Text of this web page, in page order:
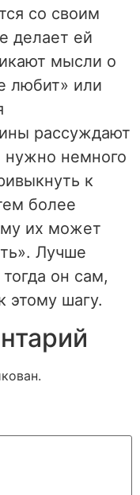
со своим
делает ей
мысли о
любит» или
рассуждают
немного
к
более
их может
Лучше
он сам,
этому шагу.